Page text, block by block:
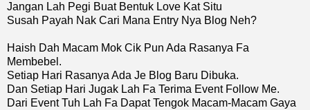
Jangan Lah Pegi Buat Bentuk Love Kat Situ
Susah Payah Nak Cari Mana Entry Nya Blog Neh?
Haish Dah Macam Mok Cik Pun Ada Rasanya Fa
Membebel.
Setiap Hari Rasanya Ada Je Blog Baru Dibuka.
Dan Setiap Hari Jugak Lah Fa Terima Event Follow Me.
Dari Event Tuh Lah Fa Dapat Tengok Macam-Macam Gaya